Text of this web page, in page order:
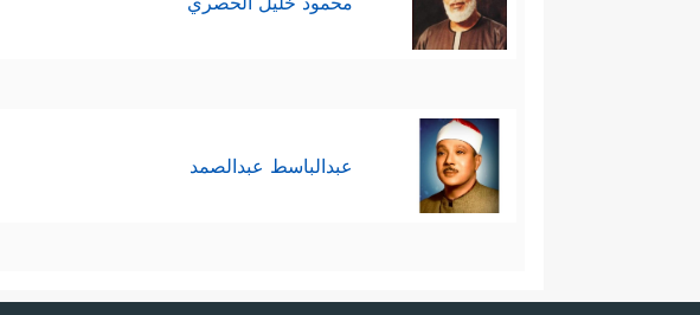
عبدالباسط عبدالصمد